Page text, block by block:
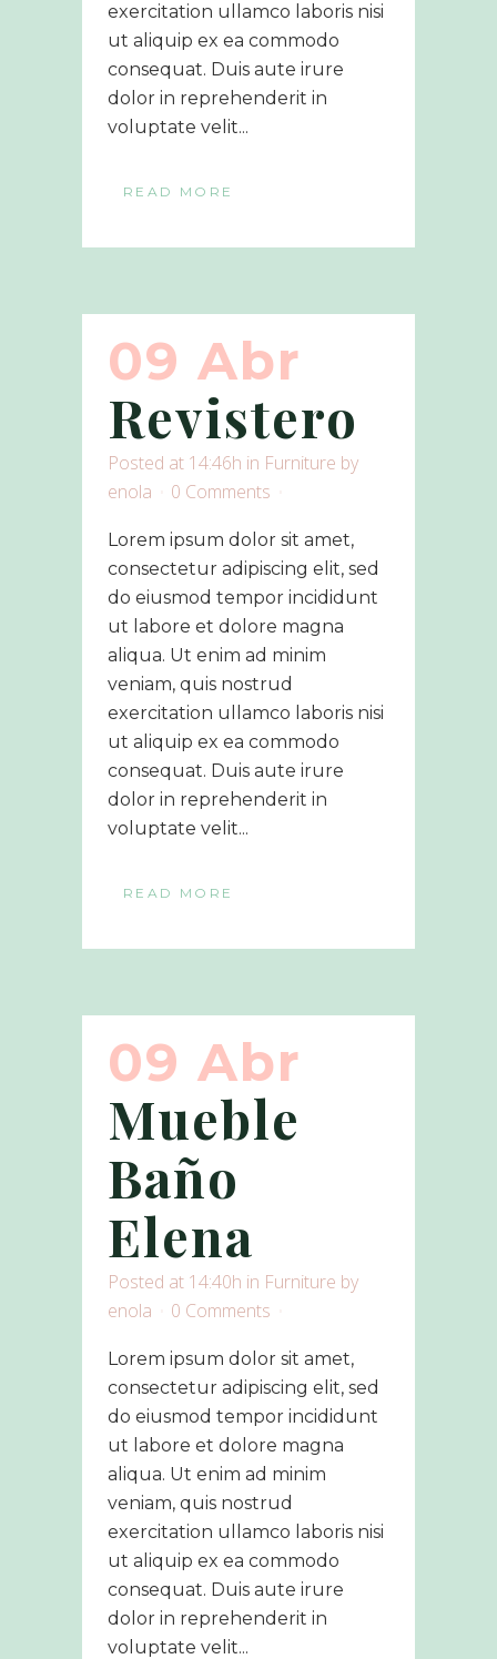
exercitation ullamco laboris nisi
ut aliquip ex ea commodo
consequat. Duis aute irure
dolor in reprehenderit in
voluptate velit...
READ MORE
09 Abr
Revistero
Posted at 14:46h in Furniture by
enola
0 Comments
Lorem ipsum dolor sit amet,
consectetur adipiscing elit, sed
do eiusmod tempor incididunt
ut labore et dolore magna
aliqua. Ut enim ad minim
veniam, quis nostrud
exercitation ullamco laboris nisi
ut aliquip ex ea commodo
consequat. Duis aute irure
dolor in reprehenderit in
voluptate velit...
READ MORE
09 Abr
Mueble
Baño
Elena
Posted at 14:40h in Furniture by
enola
0 Comments
Lorem ipsum dolor sit amet,
consectetur adipiscing elit, sed
do eiusmod tempor incididunt
ut labore et dolore magna
aliqua. Ut enim ad minim
veniam, quis nostrud
exercitation ullamco laboris nisi
ut aliquip ex ea commodo
consequat. Duis aute irure
dolor in reprehenderit in
voluptate velit...